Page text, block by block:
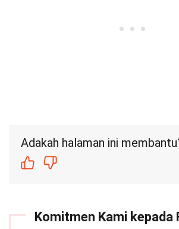
Adakah halaman ini
Komitmen Kami kepada